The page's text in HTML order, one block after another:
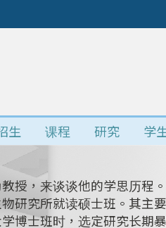
生 课程 研究 学
授，来谈谈他的学思历程
研究所就读硕士班。其主
博士班时，选定研究长期